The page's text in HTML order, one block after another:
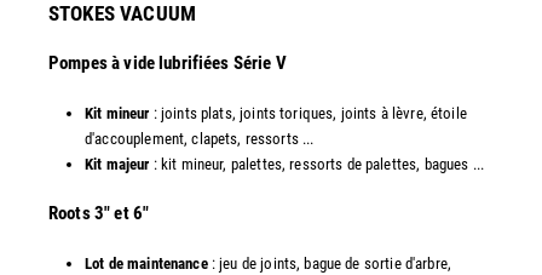
STOKES VACUUM
Pompes à vide lubrifiées Série V
Kit mineur : joints plats, joints toriques, joints à lèvre, étoile
d'accouplement, clapets, ressorts ...
Kit majeur : kit mineur, palettes, ressorts de palettes, bagues ...
​Roots 3" et 6"
Lot de maintenance: jeu de joints, bague de sortie d'arbre,